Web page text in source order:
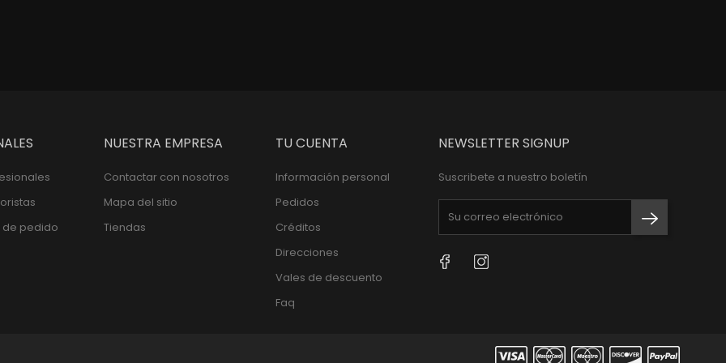
de pedido
NUESTRA EMPRESA
Contactar con nosotros
Mapa del sitio
Tiendas
TU CUENTA
Información personal
Pedidos
Créditos
Direcciones
Vales de descuento
Faq
NEWSLETTER SIGNUP
Suscribete a nuestro boletín
FacebookInstagram